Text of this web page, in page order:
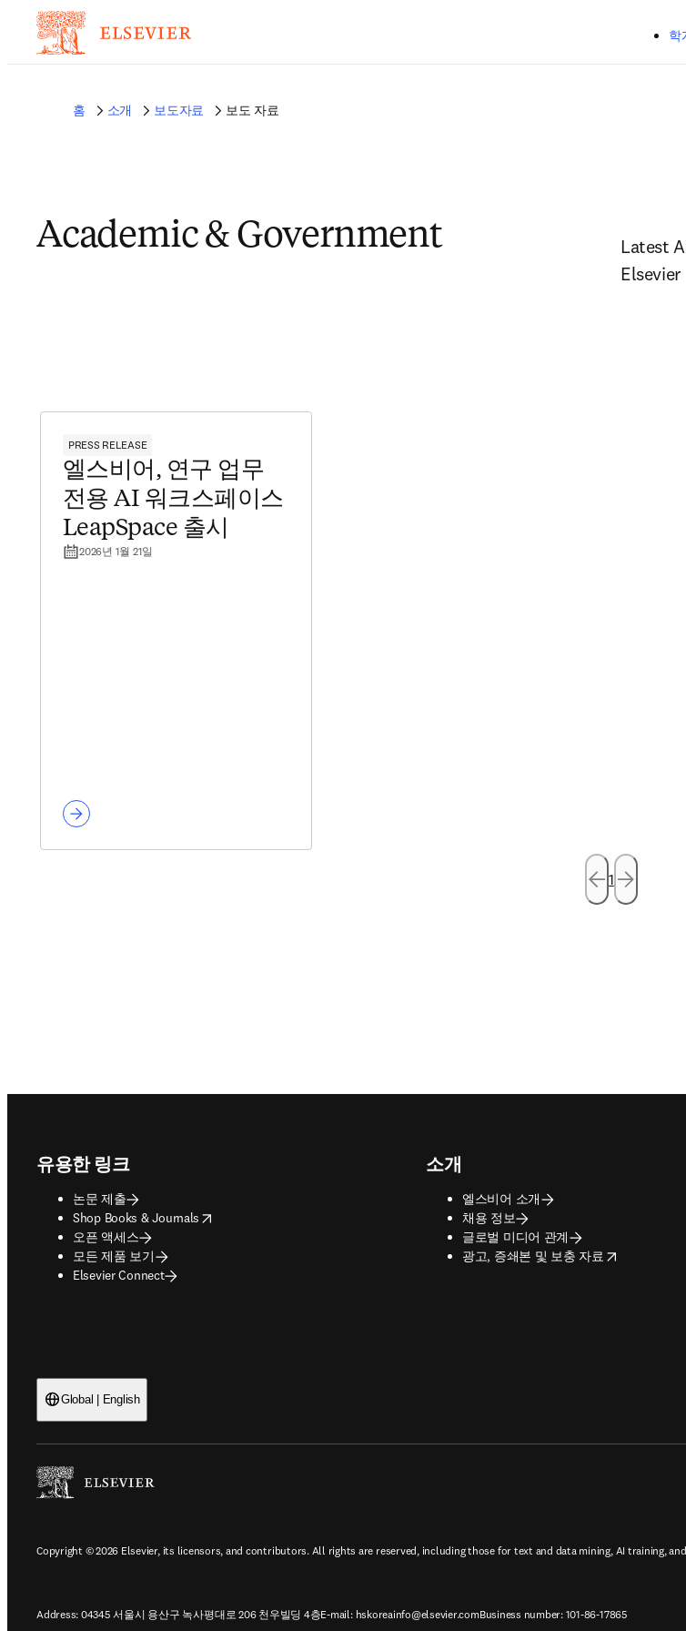
학
홈 소개 보도자료 보도 자료
Academic & Government
Latest
Elsevier
PRESS RELEASE
엘스비어, 연구 업무
전용 AI 워크스페이스
LeapSpace 출시
2026년 1월 21일
1
유용한 링크
논문 제출
Shop Books & Journals
opens in new tab/window
오픈 액세스
모든 제품 보기
Elsevier Connect
소개
엘스비어 소개
채용 정보
글로벌 미디어 관계
광고, 증쇄본 및 보충 자료
opens in new tab/window
Global | English
Copyright © 2026 Elsevier, its licensors, and contributors. All rights are reserved, including those for text and data mining, AI training,
Address: 04345 서울시 용산구 녹사평대로 206 천우빌딩 4층E-mail: hskoreainfo@elsevier.comBusiness number: 101-86-17865